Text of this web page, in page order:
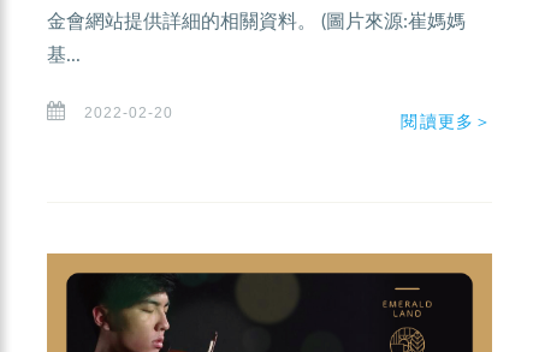
金會網站提供詳細的相關資料。 (圖片來源:崔媽媽
基...
2022-02-20 閱讀更多＞